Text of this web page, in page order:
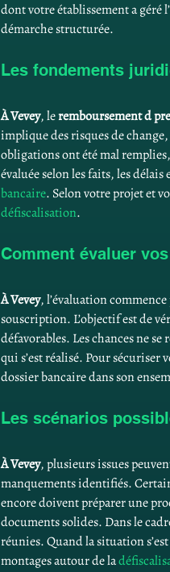
dont votre établissement a géré
démarche structurée.
Les fondements
À Vevey, le remboursement d
implique des risques de
obligations ont été mal
évaluée selon les faits, les
bancaire. Selon votre projet et
défiscalisation.
Comment évaluer
À Vevey, l’évaluation
souscription. L’objectif est de
défavorables. Les chances ne
qui s’est réalisé. Pour sécuriser
dossier bancaire dans son
Les scénarios
À Vevey, plusieurs issues
manquements identifiés.
encore doivent préparer une
documents solides. Dans le
réunies. Quand la situation
montages autour de la